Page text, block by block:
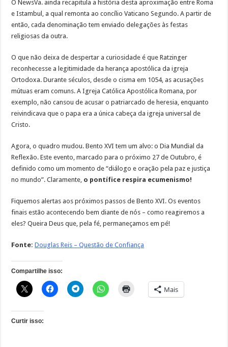
O NewsVa. ainda recapitula a história desta aproximação entre Roma
e Istambul, a qual remonta ao concílio Vaticano Segundo. A partir de
então, cada denominação tem enviado delegações às festas
religiosas da outra.
O que não deixa de despertar a curiosidade é que Ratzinger
reconhecesse a legitimidade da herança apostólica da igreja
Ortodoxa. Durante séculos, desde o cisma em 1054, as acusações
mútuas eram comuns. A Igreja Católica Apostólica Romana, por
exemplo, não cansou de acusar o patriarcado de heresia, enquanto
reivindicava que o papa era a única cabeça da igreja universal de
Cristo.
Agora, o quadro mudou. Bento XVI tem um alvo: o Dia Mundial da
Reflexão. Este evento, marcado para o próximo 27 de Outubro, é
definido como um momento de “diálogo e oração pela paz e justiça
no mundo”. Claramente, o pontífice respira ecumenismo!
Fiquemos alertas aos próximos passos de Bento XVI. Os eventos
finais estão acontecendo bem diante de nós – como reagiremos a
eles? Queira Deus que, pela fé, permaneçamos em pé!
Fonte: Douglas Reis – Questão de Confiança
Compartilhe isso:
Mais
Curtir isso: